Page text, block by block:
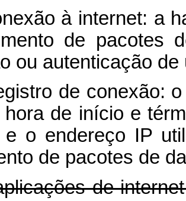
à internet: a
de pacotes
ou autenticação
de conexão:
de início e
e o endereço IP
de pacotes de
de